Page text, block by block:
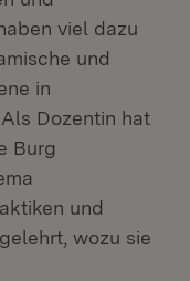
viel dazu
und
in
Dozentin hat
Burg
und
wozu sie